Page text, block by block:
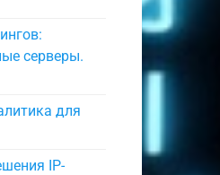
серверы.
для
IP-